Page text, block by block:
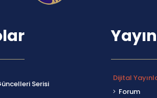
Serisi
Dijital
Forum